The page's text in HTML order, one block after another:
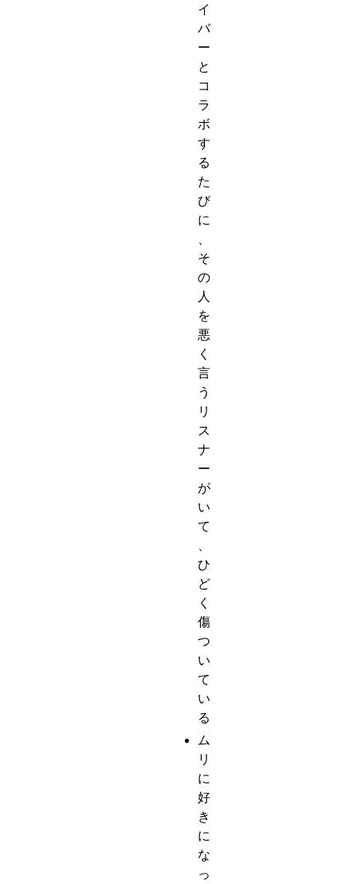
イ
バ
ー
と
コ
ラ
ボ
す
る
た
び
に
そ
の
人
を
悪
く
言
う
リ
ス
ナ
ー
が
い
て
ひ
ど
く
傷
つ
い
て
い
る
ム
リ
に
好
き
に
な
っ